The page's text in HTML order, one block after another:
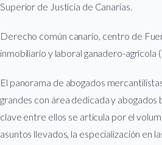
Superior de Justicia de Canarias.
Derecho común canario, centro de
inmobiliario y laboral ganadero-
El panorama de abogados
grandes con área dedicada y
clave entre ellos se articula por el
asuntos llevados, la especialización en